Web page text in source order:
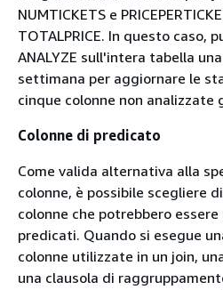
NUMTICKETS e
TOTALPRICE. In questo caso,
ANALYZE sull'intera tabella
settimana per aggiornare le
cinque colonne non analizzate
Colonne di predicato
Come valida alternativa alla
colonne, è possibile scegliere
colonne che potrebbero
predicati. Quando si esegue
colonne utilizzate in un join,
una clausola di